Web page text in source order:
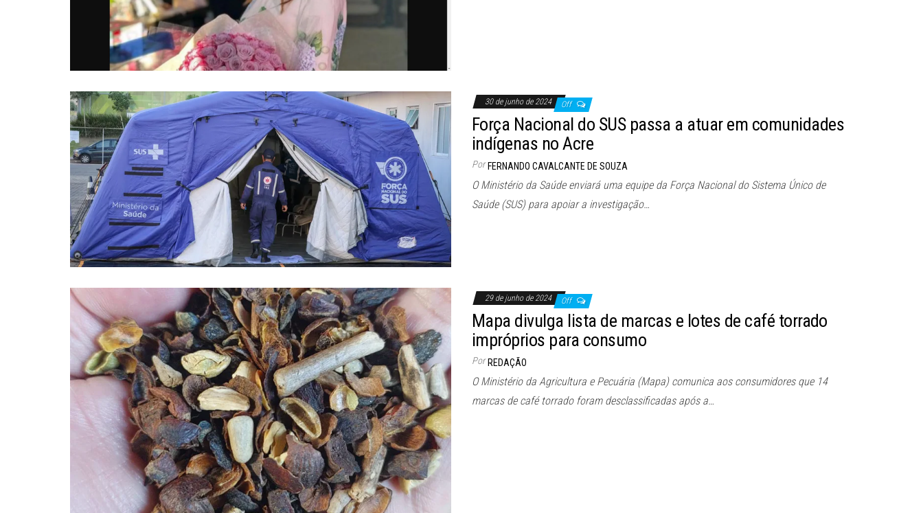
30 de junho de 2024 Off
Força Nacional do SUS passa a atuar em comunidades
indígenas no Acre
Por FERNANDO CAVALCANTE DE SOUZA
O Ministério da Saúde enviará uma equipe da Força Nacional do Sistema Único de
Saúde (SUS) para apoiar a investigação…
29 de junho de 2024 Off
Mapa divulga lista de marcas e lotes de café torrado
impróprios para consumo
Por REDAÇÃO
O Ministério da Agricultura e Pecuária (Mapa) comunica aos consumidores que 14
marcas de café torrado foram desclassificadas após a…